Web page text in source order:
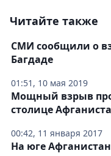
Читайте также
01:51, 10 мая 2019
СМИ сообщили о
Багдаде
00:42, 11 января 2017
Мощный взрыв
столице
На юге